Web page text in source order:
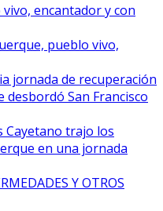
encantador y con
pueblo vivo,
jornada de recuperación
desbordó San Francisco
Cayetano trajo los
en una jornada
Y OTROS